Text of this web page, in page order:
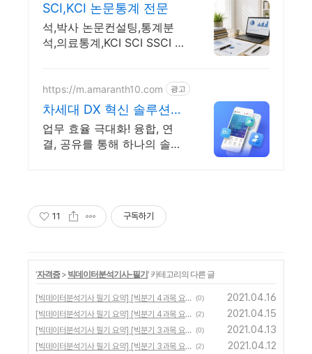
SCI,KCI 논문통계 전문
석,박사 논문컨설팅,통계분
석,의료통계,KCI SCI SSCI 학
https://m.amaranth10.com 광고
차세대 DX 혁신 솔루션
디지털 비즈니스 플랫폼
업무 효율 극대화! 융합, 연
결, 공유를 통해 하나의 솔루
11 구독하기
'자격증> 빅데이터분석기사-필기' 카테고리의 다른 글
[빅데이터분석기사 필기 요약] [빅분기 4과목 요약] IV. 빅데이터 결과 해석 - 요약 (2) (0) 2021.04.16
[빅데이터분석기사 필기 요약] [빅분기 4과목 요약] IV. 빅데이터 결과 해석 - 요약 (1) (2) 2021.04.15
[빅데이터분석기사 필기 요약] [빅분기 3과목 요약] III. 빅데이터 모델링 - 요약 (2) (0) 2021.04.13
[빅데이터분석기사 필기 요약] [빅분기 3과목 요약] III. 빅데이터 모델링 - 요약 (1) (2) 2021.04.12